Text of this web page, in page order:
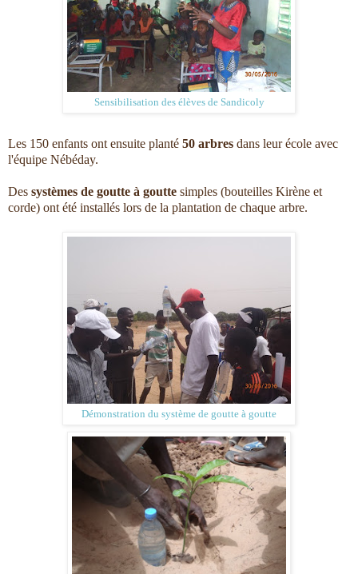
Sensibilisation des élèves de Sandicoly
Les 150 enfants ont ensuite planté 50 arbres dans leur école avec
l'équipe Nébéday.
Des systèmes de goutte à goutte simples (bouteilles Kirène et
corde) ont été installés lors de la plantation de chaque arbre.
Démonstration du système de goutte à goutte